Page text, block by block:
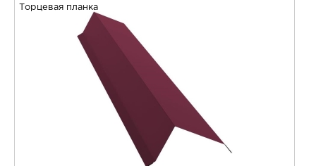
Торцевая планка